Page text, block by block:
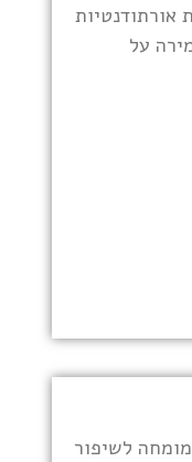
אורתודנטיות
על
לשיפור